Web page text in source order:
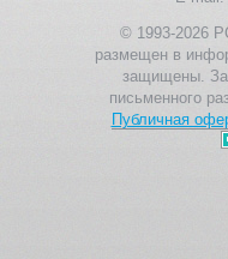
© 1993-2026
размещен в
защищены.
письменного
Публичная